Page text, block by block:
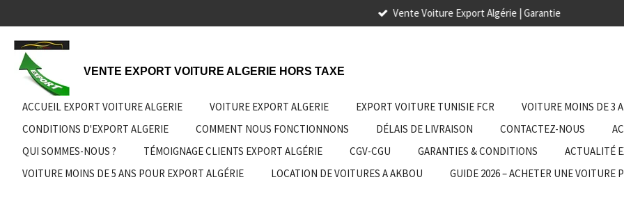
au
contenu
principal
Vente Voiture Export Algérie | Garantie
VENTE EXPORT VOITURE ALGERIE HORS TAXE
ACCUEIL EXPORT VOITURE ALGERIE VOITURE EXPORT ALGERIE EXPORT VOITURE TUNISIE FCR VOITURE MOINS DE 3
CONDITIONS D'EXPORT ALGERIE
COMMENT NOUS FONCTIONNONS DÉLAIS DE LIVRAISON CONTACTEZ-NOUS
QUI SOMMES-NOUS ?
TÉMOIGNAGE CLIENTS EXPORT ALGÉRIE CGV-CGU GARANTIES & CONDITIONS
ACTUALITÉ
VOITURE MOINS DE 5 ANS POUR EXPORT ALGÉRIE
LOCATION DE VOITURES A AKBOU
GUIDE 2026 – ACHETER UNE VOITURE